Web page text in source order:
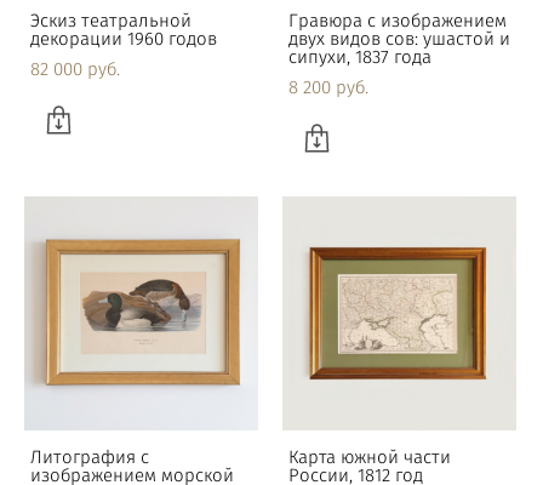
Эскиз театральной
декорации 1960 годов
82 000 pуб.
Гравюра с изображением
двух видов сов: ушастой и
сипухи, 1837 года
8 200 pуб.
Литография с
изображением морской
Карта южной части
России, 1812 год